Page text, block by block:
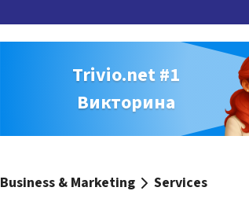
Trivio.net #1
Викторина
Business & Marketing Services